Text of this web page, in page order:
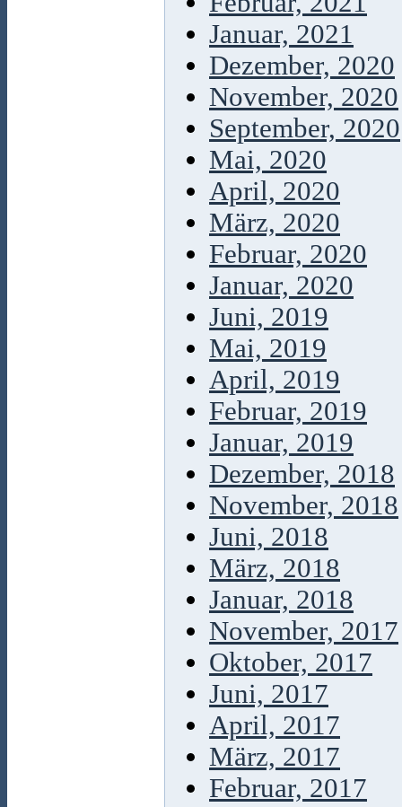
Januar, 2021
Dezember, 2020
November, 2020
September, 2020
Mai, 2020
April, 2020
März, 2020
Februar, 2020
Januar, 2020
Juni, 2019
Mai, 2019
April, 2019
Februar, 2019
Januar, 2019
Dezember, 2018
November, 2018
Juni, 2018
März, 2018
Januar, 2018
November, 2017
Oktober, 2017
Juni, 2017
April, 2017
März, 2017
Februar, 2017